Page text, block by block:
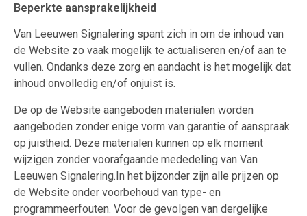
Beperkte aansprakelijkheid
Van Leeuwen Signalering spant zich in om de inhoud van
de Website zo vaak mogelijk te actualiseren en/of aan te
vullen. Ondanks deze zorg en aandacht is het mogelijk dat
inhoud onvolledig en/of onjuist is.
De op de Website aangeboden materialen worden
aangeboden zonder enige vorm van garantie of aanspraak
op juistheid. Deze materialen kunnen op elk moment
wijzigen zonder voorafgaande mededeling van Van
Leeuwen Signalering.In het bijzonder zijn alle prijzen op
de Website onder voorbehoud van type- en
programmeerfouten. Voor de gevolgen van dergelijke